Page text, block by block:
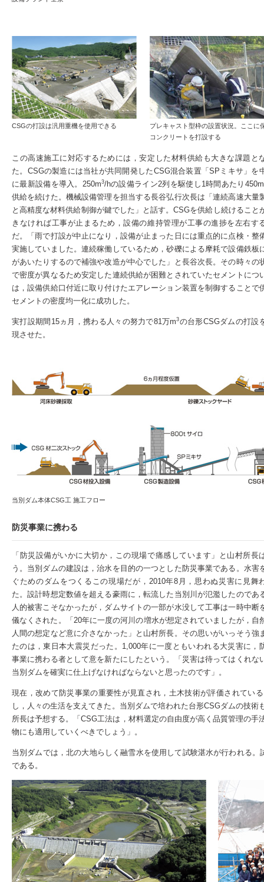
CSGの打設は汎用重機を使用できる
プレキャスト型枠の設置状況。ここに
コンクリートを打設する
この高速施工に対応するためには，安定した材料供給も大きな課題と
た。CSGの製造には当社が共同開発したCSG混合装置「SPミキサ」を
に最新設備を導入。250m3/hの設備ライン2列を駆使し1時間あたり450m
供給を続けた。機械設備管理を担当する長谷弘行次長は「連続高速大量
と高精度な材料供給制御が鍵でした」と話す。CSGを供給し続けること
きなければ工事が止まるため，設備の維持管理が工事の進捗を左右す
だ。「雨で打設が中止になり，設備が止まった日には重点的に点検・整
実施していました。連続稼働しているため，砂礫による摩耗で設備鉄板
があいたりするので補強や改造が中心でした」と長谷次長。その時々の
で密度が異なるため安定した連続供給が困難とされていたセメントにつ
は，設備供給口付近に取り付けたエアレーション装置を制御することで
セメントの密度均一化に成功した。
実打設期間15ヵ月，携わる人々の努力で81万m3の台形CSGダムの打設
現させた。
当別ダム本体CSG工 施工フロー
防災事業に携わる
「防災設備がいかに大切か，この現場で痛感しています」と山村所長
う。当別ダムの建設は，治水を目的の一つとした防災事業である。水害
ぐためのダムをつくるこの現場だが，2010年8月，思わぬ災害に見舞
た。設計時想定数値を超える豪雨に，転流した当別川が氾濫したのであ
人的被害こそなかったが，ダムサイトの一部が水没して工事は一時中断
儀なくされた。「20年に一度の河川の増水が想定されていましたが，自
人間の想定など意に介さなかった」と山村所長。その思いがいっそう強
たのは，東日本大震災だった。1,000年に一度ともいわれる大災害に，
事業に携わる者として意を新たにしたという。「災害は待ってはくれな
当別ダムを確実に仕上げなければならないと思ったのです」。
現在，改めて防災事業の重要性が見直され，土木技術が評価されてい
し，人々の生活を支えてきた。当別ダムで培われた台形CSGダムの技
所長は予想する。「CSG工法は，材料選定の自由度が高く品質管理の
物にも適用していくべきでしょう」。
当別ダムでは，北の大地らしく融雪水を使用して試験湛水が行われる
である。